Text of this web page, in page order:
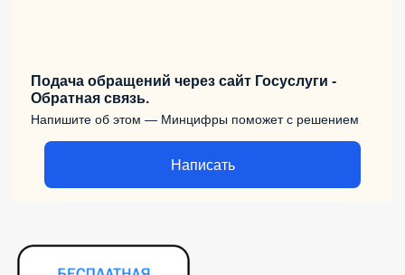
Подача обращений через сайт Госуслуги -
Обратная связь.
Напишите об этом — Минцифры поможет с решением
Написать